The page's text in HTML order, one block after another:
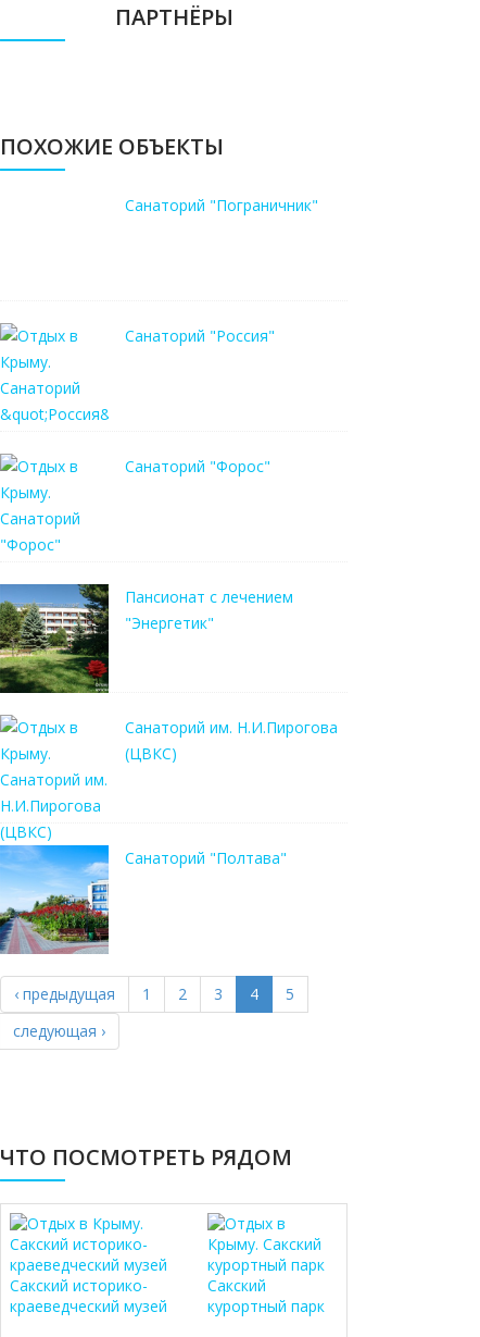
ПАРТНЁРЫ
ПОХОЖИЕ ОБЪЕКТЫ
Санаторий "Пограничник"
Санаторий "Россия"
Санаторий "Форос"
Пансионат с лечением
"Энергетик"
Санаторий им. Н.И.Пирогова
(ЦВКС)
Санаторий "Полтава"
‹ предыдущая 1 2 3 4
5
следующая ›
ЧТО ПОСМОТРЕТЬ РЯДОМ
Сакский историко-
краеведческий музей
Сакский
курортный парк